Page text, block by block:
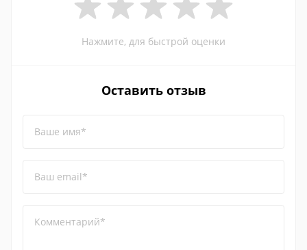
Нажмите, для быстрой оценки
Оставить отзыв
Ваше имя*
Ваш email*
Комментарий*